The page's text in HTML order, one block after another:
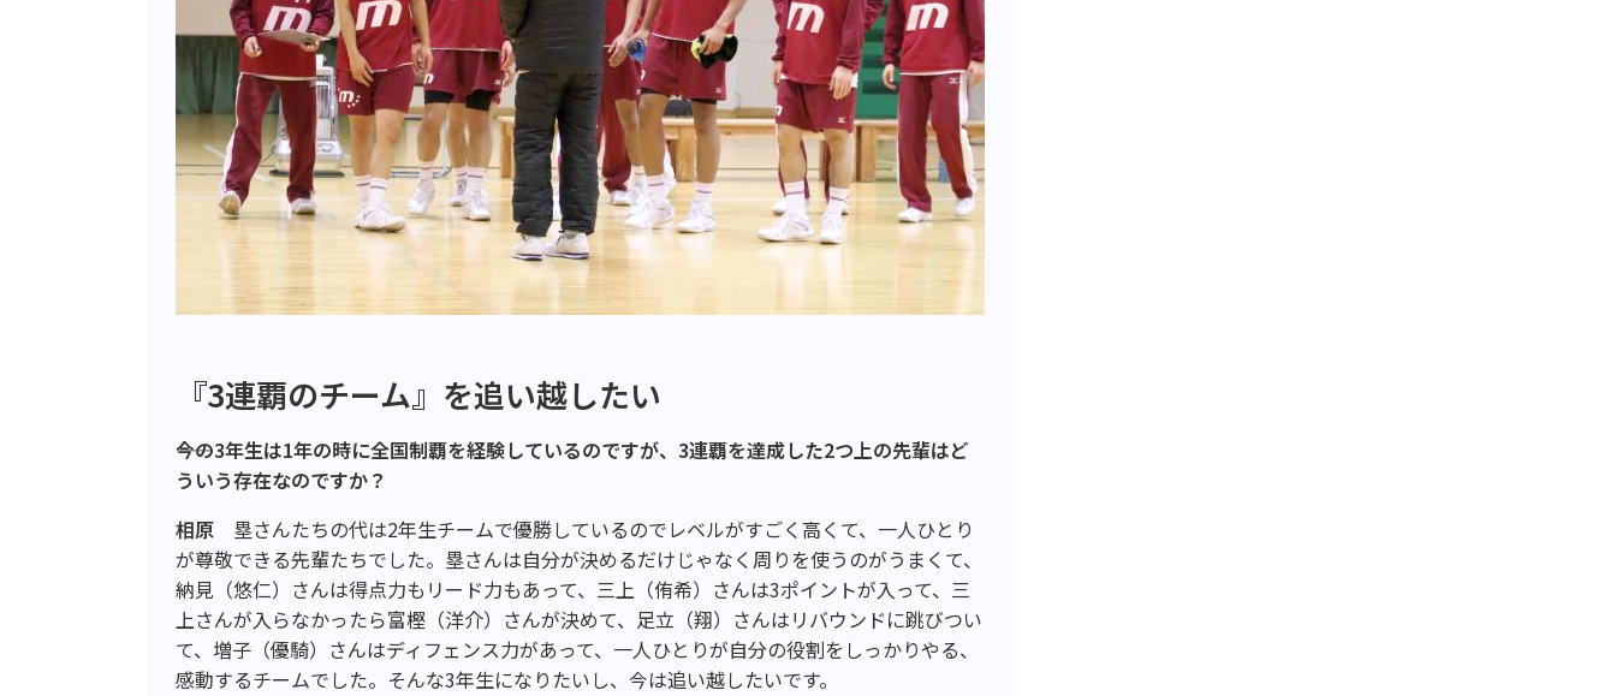
『3連覇のチーム』を追い越したい
――今の3年生は1年の時に全国制覇を経験しているのですが、3連覇を達成した2つ上の先輩はど
ういう存在なのですか？
相原 塁さんたちの代は2年生チームで優勝しているのでレベルがすごく高くて、一人ひとり
が尊敬できる先輩たちでした。塁さんは自分が決めるだけじゃなく周りを使うのがうまくて、
納見（悠仁）さんは得点力もリード力もあって、三上（侑希）さんは3ポイントが入って、三
上さんが入らなかったら富樫（洋介）さんが決めて、足立（翔）さんはリバウンドに跳びつい
て、増子（優騎）さんはディフェンス力があって、一人ひとりが自分の役割をしっかりやる、
感動するチームでした。そんな3年生になりたいし、今は追い越したいです。